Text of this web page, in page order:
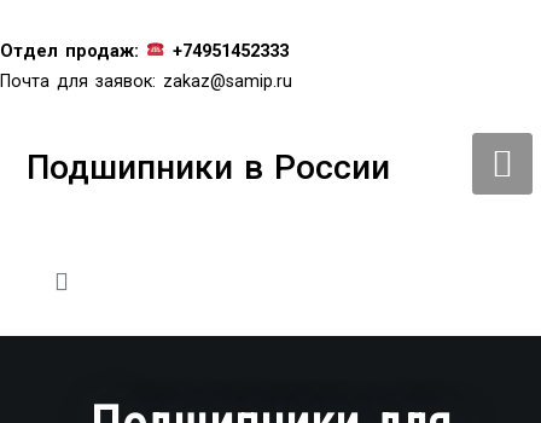
к
содержимому
Отдел продаж:
+74951452333
Почта для заявок: zakaz@samip.ru
Подшипники в России